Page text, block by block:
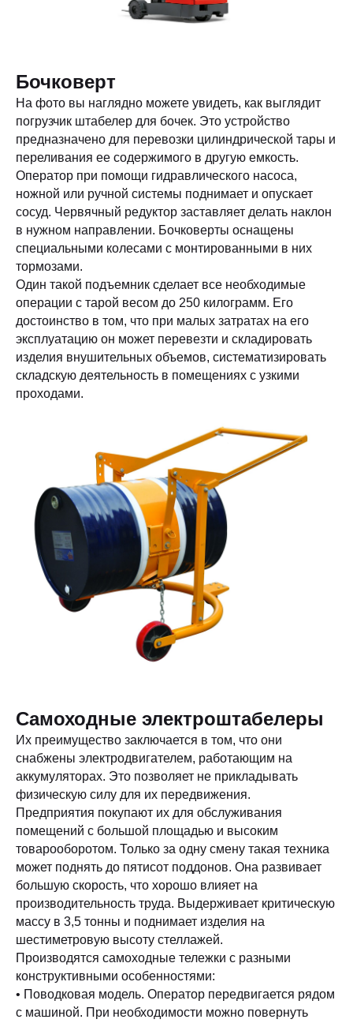
Бочковерт
На фото вы наглядно можете увидеть, как выглядит
погрузчик штабелер для бочек. Это устройство
предназначено для перевозки цилиндрической тары и
переливания ее содержимого в другую емкость.
Оператор при помощи гидравлического насоса,
ножной или ручной системы поднимает и опускает
сосуд. Червячный редуктор заставляет делать наклон
в нужном направлении. Бочковерты оснащены
специальными колесами с монтированными в них
тормозами.
Один такой подъемник сделает все необходимые
операции с тарой весом до 250 килограмм. Его
достоинство в том, что при малых затратах на его
эксплуатацию он может перевезти и складировать
изделия внушительных объемов, систематизировать
складскую деятельность в помещениях с узкими
проходами.
Самоходные электроштабелеры
Их преимущество заключается в том, что они
снабжены электродвигателем, работающим на
аккумуляторах. Это позволяет не прикладывать
физическую силу для их передвижения.
Предприятия покупают их для обслуживания
помещений с большой площадью и высоким
товарооборотом. Только за одну смену такая техника
может поднять до пятисот поддонов. Она развивает
большую скорость, что хорошо влияет на
производительность труда. Выдерживает критическую
массу в 3,5 тонны и поднимает изделия на
шестиметровую высоту стеллажей.
Производятся самоходные тележки с разными
конструктивными особенностями:
• Поводковая модель. Оператор передвигается рядом
с машиной. При необходимости можно повернуть